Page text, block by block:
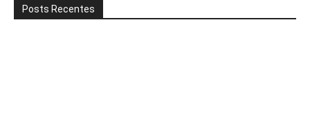
Posts Recentes